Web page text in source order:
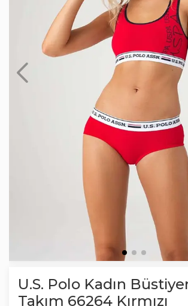
U.S. Polo Kadın
Takım 66264 Kırmızı